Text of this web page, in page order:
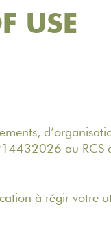
USE
au RCS
à régir votre